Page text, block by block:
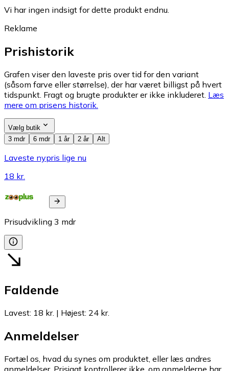
Vi har ingen indsigt for dette produkt endnu.
Reklame
Prishistorik
Grafen viser den laveste pris over tid for den variant
(såsom farve eller størrelse), der har været billigst på hvert
tidspunkt. Fragt og brugte produkter er ikke inkluderet. Læs
mere om prisens historik.
Vælg butik
3 mdr
6 mdr 1 år 2 år Alt
Laveste nypris lige nu
18 kr.
Prisudvikling 3 mdr
Faldende
Lavest: 18 kr. | Højest: 24 kr.
Anmeldelser
Fortæl os, hvad du synes om produktet, eller læs andres